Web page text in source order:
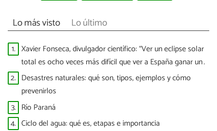
Lo más visto Lo último
1. Xavier Fonseca, divulgador científico: “Ver un eclipse solar
total es ocho veces más difícil que ver a España ganar un
Mundial”
2. Desastres naturales: qué son, tipos, ejemplos y cómo
prevenirlos
3. Río Paraná
4. Ciclo del agua: qué es, etapas e importancia